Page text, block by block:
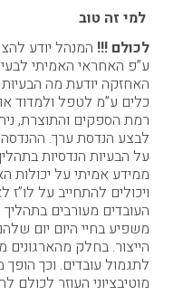
למי זה טוב
לכולם !!! המנהל יודע
האחזקה יודעת מה
כלים ע”מ לטפל ולמדוד
רמת הספקים והתוצרת,
לבצע הנדסת ערך.
על הבעיות הנדסיות
ממידע אמיתי על יכולות
ויכולים להתחייב על
העובדים מעורבים
משפיע בחיי היום יום
מוטיבציוני העוזר לכולם